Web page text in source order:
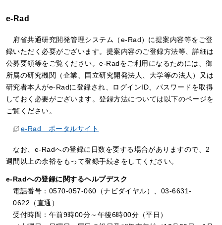
e-Rad
府省共通研究開発管理システム（e-Rad）に提案内容等をご登
録いただく必要がございます。提案内容のご登録方法等、詳細は
公募要領等をご覧ください。e-Radをご利用になるためには、御
所属の研究機関（企業、国立研究開発法人、大学等の法人）又は
研究者本人がe-Radに登録され、ログインID、パスワードを取得
しておく必要がございます。登録方法については以下のページを
ご覧ください。
e-Rad ポータルサイト
なお、e-Radへの登録に日数を要する場合がありますので、2
週間以上の余裕をもって登録手続きをしてください。
e-Radへの登録に関するヘルプデスク
電話番号：0570-057-060（ナビダイヤル）、03-6631-
0622（直通）
受付時間：午前9時00分～午後6時00分（平日）